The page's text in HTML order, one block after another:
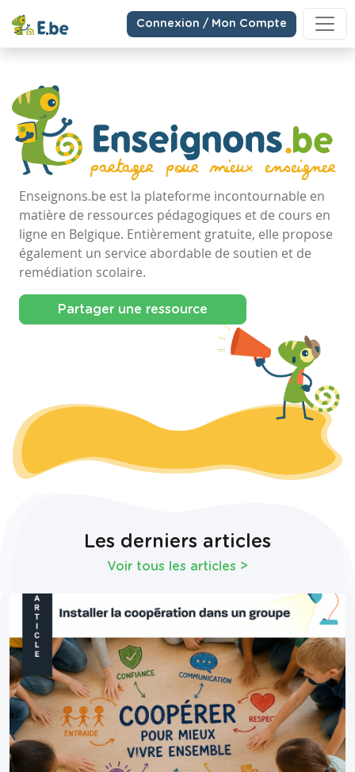
Connexion / Mon Compte
Enseignons.be est la plateforme incontournable en
matière de ressources pédagogiques et de cours en
ligne en Belgique. Entièrement gratuite, elle propose
également un service abordable de soutien et de
remédiation scolaire.
Partager une ressource
Les derniers articles
Voir tous les articles >